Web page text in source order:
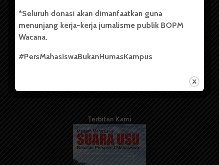
Info Iklan
Pedoman Media Siber
Kode Etik Jurnalistik
Terbitan Kami
*Seluruh donasi akan dimanfaatkan guna
menunjang kerja-kerja jurnalisme publik BOPM
Wacana.
#PersMahasiswaBukanHumasKampus